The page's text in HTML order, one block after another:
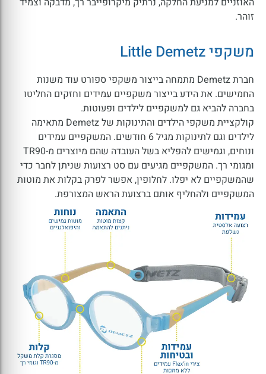
זוהר.
משקפי Little Demetz
חברת Demetz מתמחה בייצור משקפי ספורט עוד משנות
החמישים. את הידע בייצור משקפיים עמידים וחזקים החליטו
בחברה להביא גם למשקפיים לילדים ופעוטות.
קולקציית משקפי הילדים והתינוקות של Demetz מתאימה
לילדים וגם לתינוקות מגיל 6 חודשים. המשקפיים עמידים
ונוחים, וגמישים להפליא בשל העובדה שהם מיוצרים מ-TR90
ומגומי רך. המשקפיים מגיעים עם סט רצועות שניתן לחבר כדי
שהמשקפיים לא יפלו. לחלופין, אפשר לפרק בקלות את מוטות
המשקפיים ולהחליף אותם ברצועת הראש המצורפת.